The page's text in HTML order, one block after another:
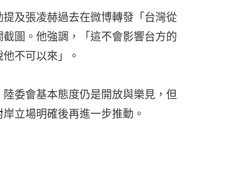
及張凌赫過去在微博轉發「台灣從
圖。他強調，「這不會影響台方的
不可以來」。
委會基本態度仍是開放與樂見，但
立場明確後再進一步推動。